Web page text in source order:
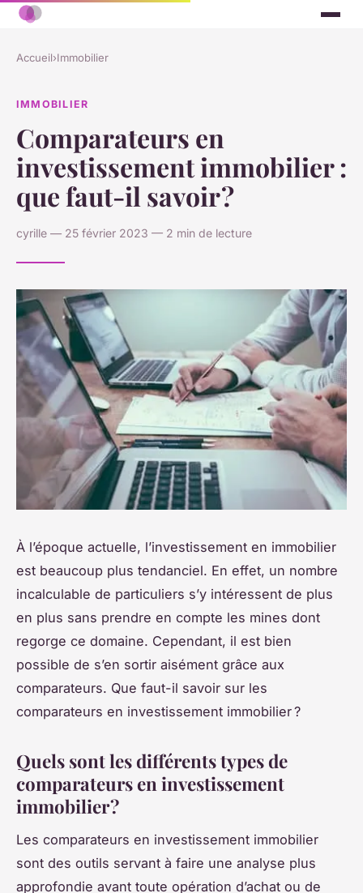
Accueil›Immobilier
IMMOBILIER
Comparateurs en
investissement immobilier :
que faut-il savoir ?
cyrille — 25 février 2023 — 2 min de lecture
À l’époque actuelle, l’investissement en immobilier
est beaucoup plus tendanciel. En effet, un nombre
incalculable de particuliers s’y intéressent de plus
en plus sans prendre en compte les mines dont
regorge ce domaine. Cependant, il est bien
possible de s’en sortir aisément grâce aux
comparateurs. Que faut-il savoir sur les
comparateurs en investissement immobilier ?
Quels sont les différents types de
comparateurs en investissement
immobilier ?
Les comparateurs en investissement immobilier
sont des outils servant à faire une analyse plus
approfondie avant toute opération d’achat ou de